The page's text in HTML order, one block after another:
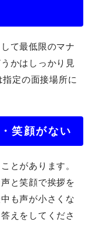
て最低限のマナ
かはしっかり見
定の面接場所に
笑顔がない
とがあります。
と笑顔で挨拶を
も声が小さくな
えをしてくださ